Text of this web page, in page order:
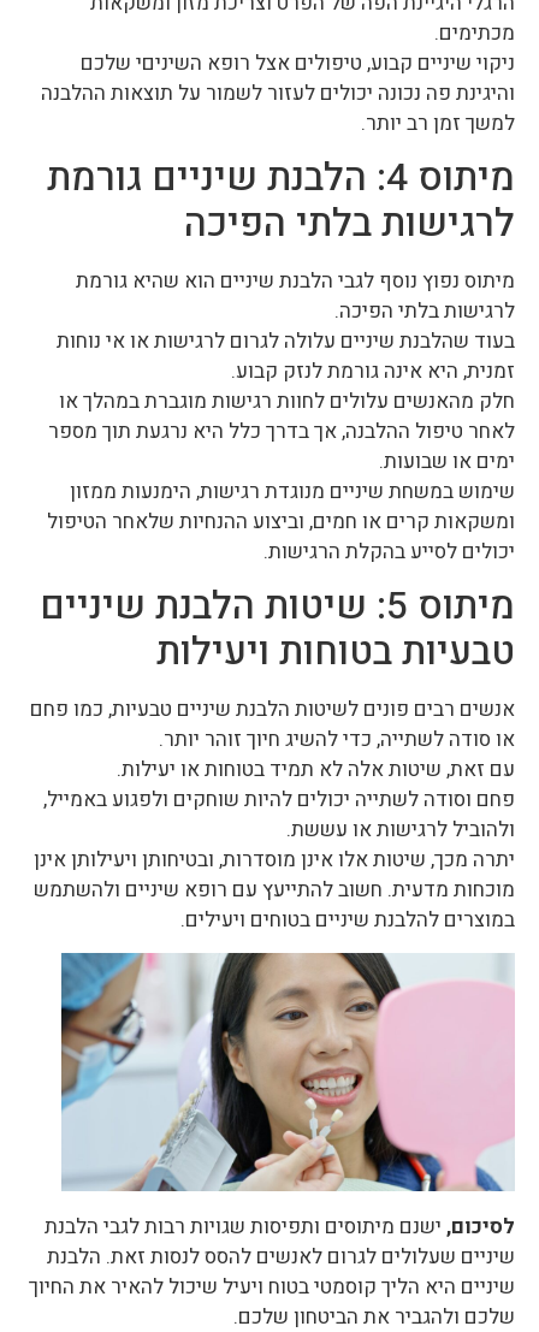
מכתימים.
ניקוי שיניים קבוע, טיפולים אצל רופא השיניםי שלכם
והיגינת פה נכונה יכולים לעזור לשמור על תוצאות ההלבנה
למשך זמן רב יותר.
מיתוס 4: הלבנת שיניים גורמת
לרגישות בלתי הפיכה
מיתוס נפוץ נוסף לגבי הלבנת שיניים הוא שהיא גורמת
לרגישות בלתי הפיכה.
בעוד שהלבנת שיניים עלולה לגרום לרגישות או אי נוחות
זמנית, היא אינה גורמת לנזק קבוע.
חלק מהאנשים עלולים לחוות רגישות מוגברת במהלך או
לאחר טיפול ההלבנה, אך בדרך כלל היא נרגעת תוך מספר
ימים או שבועות.
שימוש במשחת שיניים מנוגדת רגישות, הימנעות ממזון
ומשקאות קרים או חמים, וביצוע ההנחיות שלאחר הטיפול
יכולים לסייע בהקלת הרגישות.
מיתוס 5: שיטות הלבנת שיניים
טבעיות בטוחות ויעילות
אנשים רבים פונים לשיטות הלבנת שיניים טבעיות, כמו פחם
או סודה לשתייה, כדי להשיג חיוך זוהר יותר.
עם זאת, שיטות אלה לא תמיד בטוחות או יעילות.
פחם וסודה לשתייה יכולים להיות שוחקים ולפגוע באמייל,
ולהוביל לרגישות או עששת.
יתרה מכך, שיטות אלו אינן מוסדרות, ובטיחותן ויעילותן אינן
מוכחות מדעית. חשוב להתייעץ עם רופא שיניים ולהשתמש
במוצרים להלבנת שיניים בטוחים ויעילים.
לסיכום, ישנם מיתוסים ותפיסות שגויות רבות לגבי הלבנת
שיניים שעלולים לגרום לאנשים להסס לנסות זאת. הלבנת
שיניים היא הליך קוסמטי בטוח ויעיל שיכול להאיר את החיוך
שלכם ולהגביר את הביטחון שלכם.